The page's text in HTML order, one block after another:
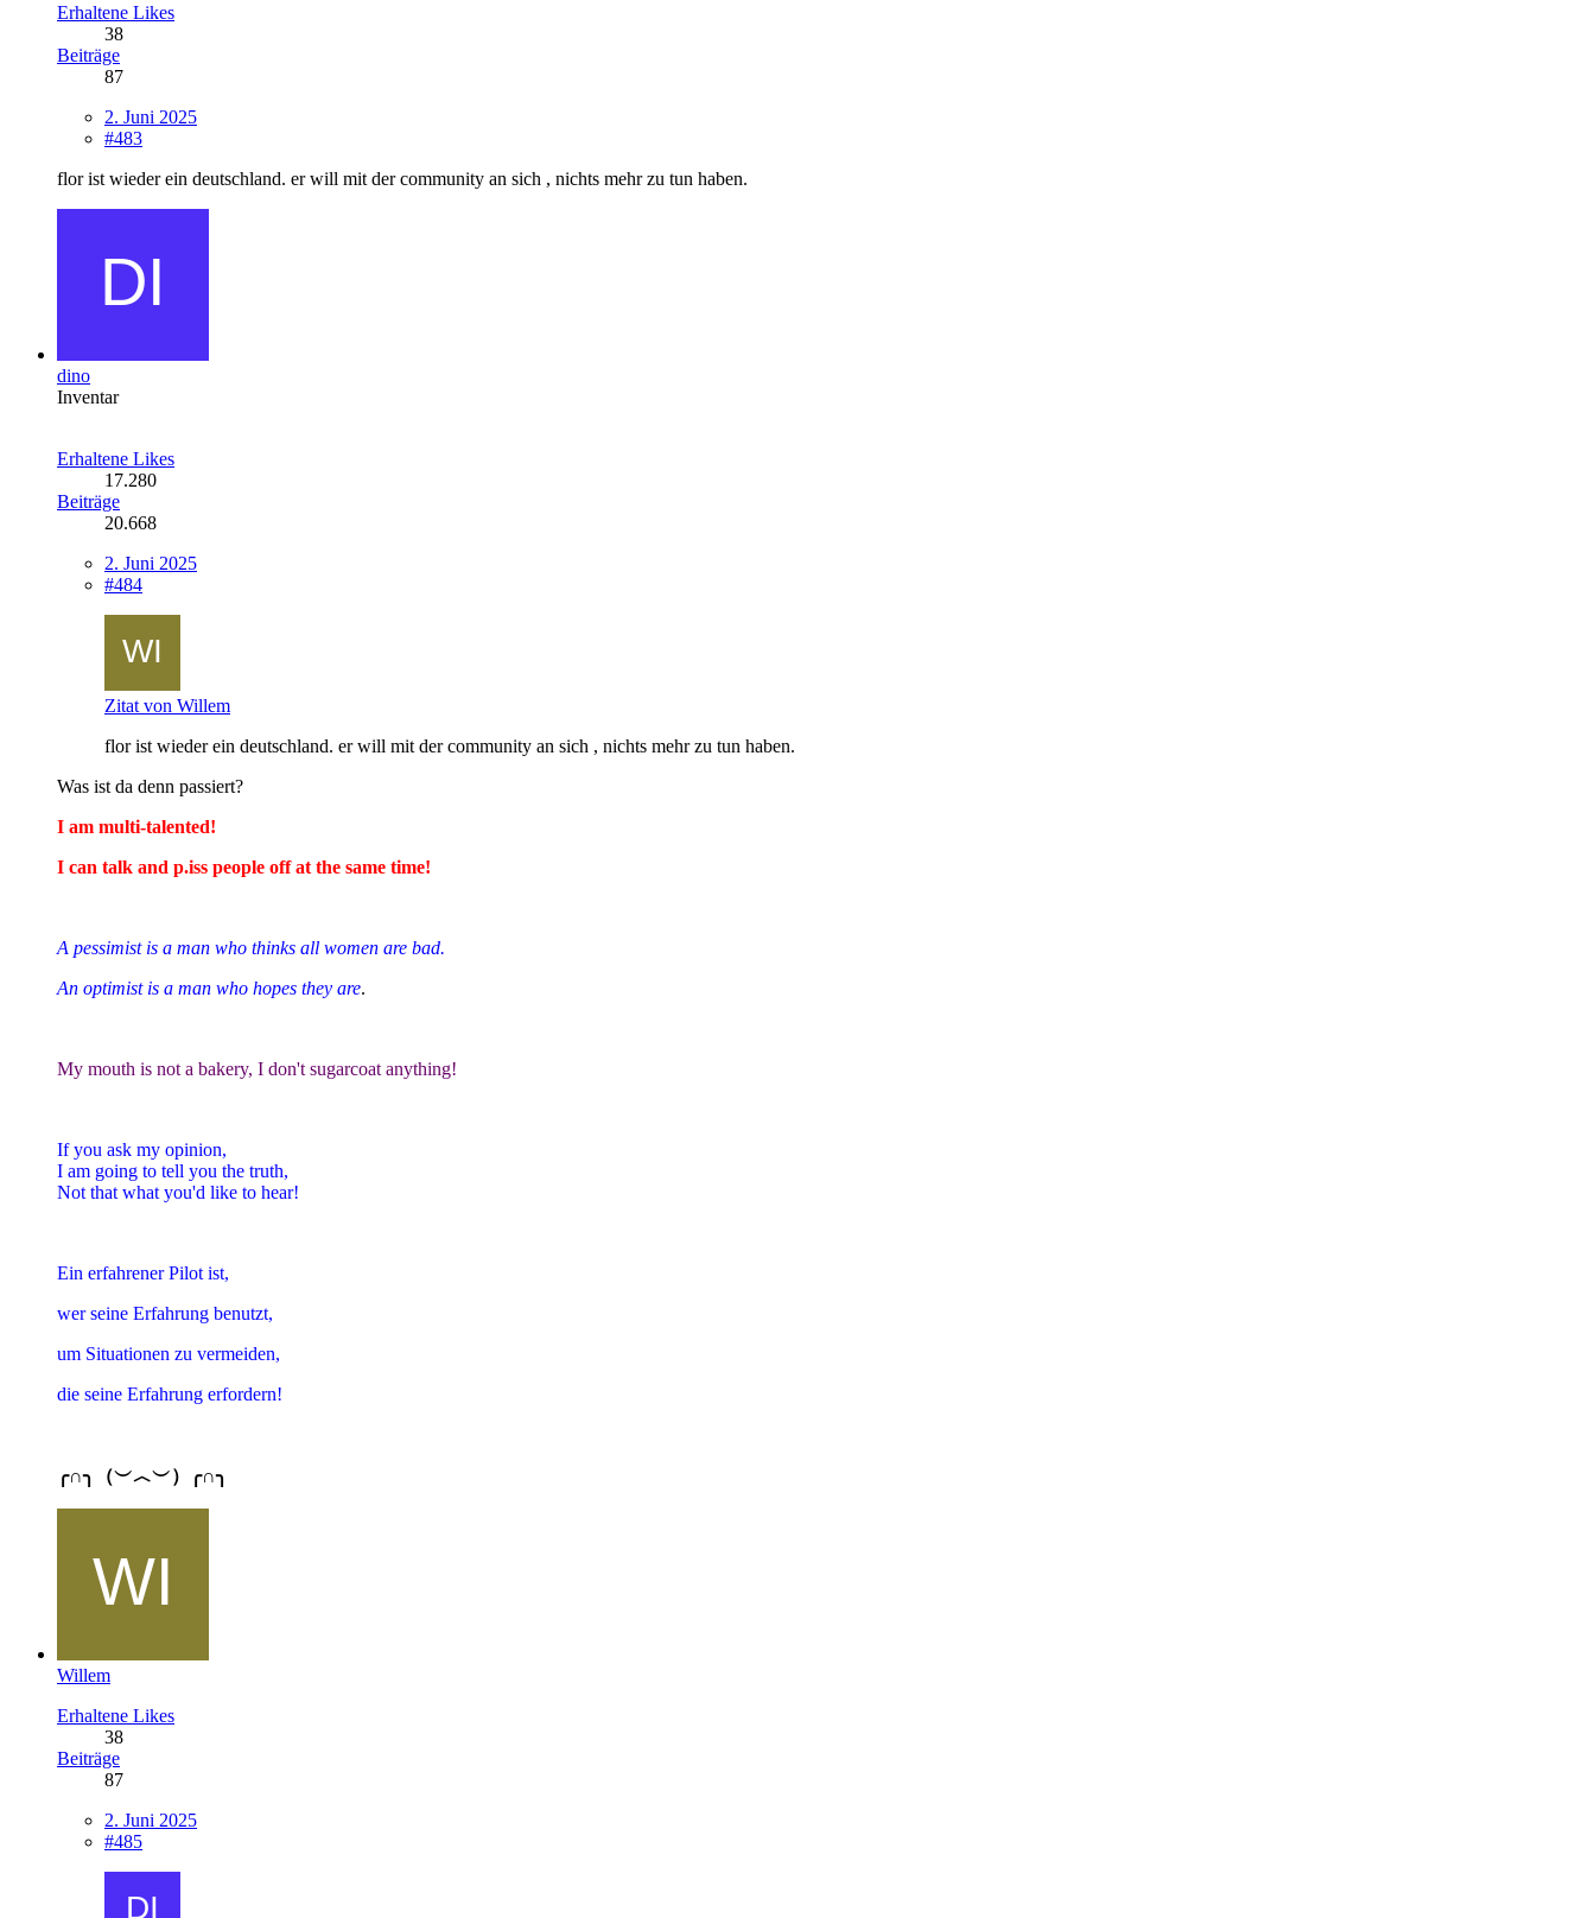
Erhaltene Likes
38
Beiträge
87
2. Juni 2025
#483
flor ist wieder ein deutschland. er will mit der community an sich , nichts mehr zu tun haben.
dino
Inventar
Erhaltene Likes
17.280
Beiträge
20.668
2. Juni 2025
#484
Zitat von Willem
flor ist wieder ein deutschland. er will mit der community an sich , nichts mehr zu tun haben.
Was ist da denn passiert?
I am multi-talented!
I can talk and p.iss people off at the same time!
A pessimist is a man who thinks all women are bad.
An optimist is a man who hopes they are.
My mouth is not a bakery, I don't sugarcoat anything!
If you ask my opinion,
I am going to tell you the truth,
Not that what you'd like to hear!
Ein erfahrener Pilot ist,
wer seine Erfahrung benutzt,
um Situationen zu vermeiden,
die seine Erfahrung erfordern!
╭∩╮（︶︿︶）╭∩╮
Willem
Erhaltene Likes
38
Beiträge
87
2. Juni 2025
#485